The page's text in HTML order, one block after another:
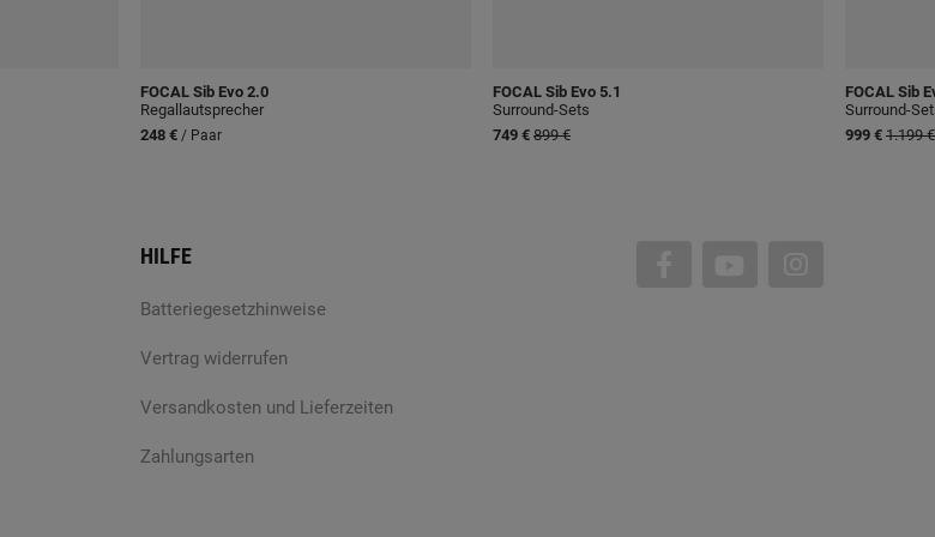
FOCAL Sib Evo 2.0
Regallautsprecher
248 € / Paar
FOCAL Sib Evo 5.1
Surround-Sets
749 € 899 €
FOCAL Sib
Surround-
999 € 1.199 €
HILFE
Batteriegesetzhinweise
Vertrag widerrufen
Versandkosten und Lieferzeiten
Zahlungsarten